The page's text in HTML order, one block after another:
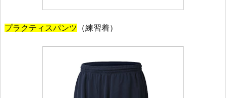
プラクティスパンツ （練習着）